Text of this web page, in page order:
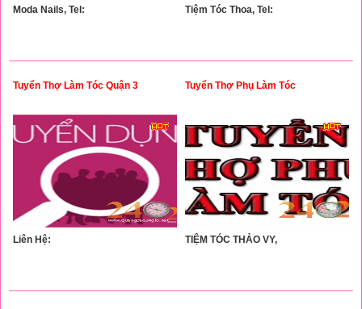
Moda Nails, Tel: Tiệm Tóc Thoa, Tel:
Tuyển Thợ Làm Tóc Quận 3
Liên Hệ:
Tuyển Thợ Phụ Làm Tóc
TIỆM TÓC THẢO VY,